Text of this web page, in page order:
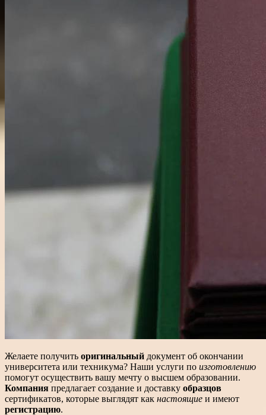
Желаете получить оригинальный документ об окончании
университета или техникума? Наши услуги по изготовлению
помогут осуществить вашу мечту о высшем образовании.
Компания предлагает создание и доставку образцов
сертификатов, которые выглядят как настоящие и имеют
регистрацию.